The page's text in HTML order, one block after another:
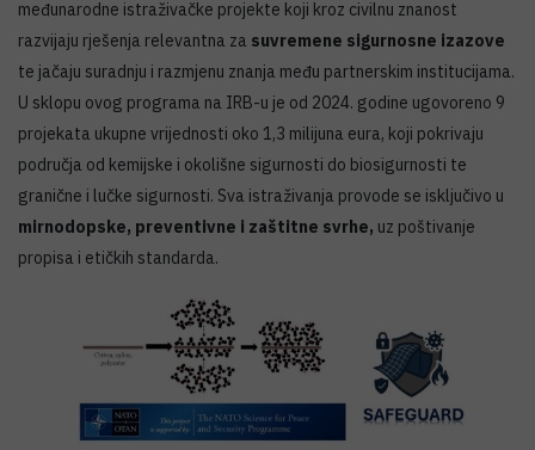
međunarodne istraživačke projekte koji kroz civilnu znanost
razvijaju rješenja relevantna za suvremene sigurnosne izazove
te jačaju suradnju i razmjenu znanja među partnerskim institucijama.
U sklopu ovog programa na IRB-u je od 2024. godine ugovoreno 9
projekata ukupne vrijednosti oko 1,3 milijuna eura, koji pokrivaju
područja od kemijske i okolišne sigurnosti do biosigurnosti te
granične i lučke sigurnosti. Sva istraživanja provode se isključivo u
mirnodopske, preventivne i zaštitne svrhe, uz poštivanje
propisa i etičkih standarda.